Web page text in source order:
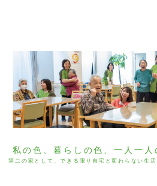
私の色、暮らしの色、一人一人
第二の家として、できる限り自宅と変わらない生